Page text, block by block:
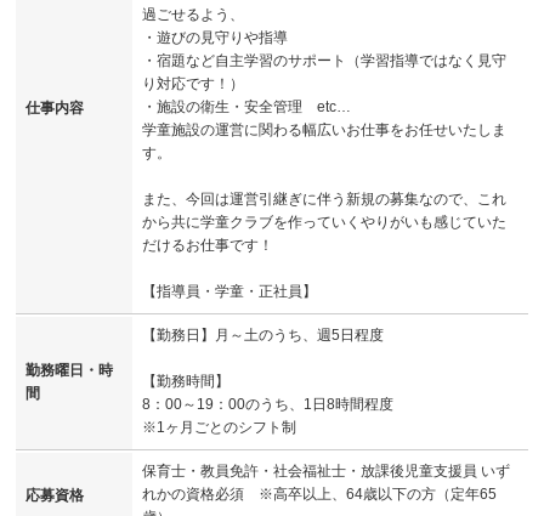
仕事内容
過ごせるよう、
・遊びの見守りや指導
・宿題など自主学習のサポート（学習指導ではなく見守
り対応です！）
・施設の衛生・安全管理 etc…
学童施設の運営に関わる幅広いお仕事をお任せいたしま
す。
また、今回は運営引継ぎに伴う新規の募集なので、これ
から共に学童クラブを作っていくやりがいも感じていた
だけるお仕事です！
【指導員・学童・正社員】
勤務曜日・時
間
【勤務日】月～土のうち、週5日程度
【勤務時間】
8：00～19：00のうち、1日8時間程度
※1ヶ月ごとのシフト制
応募資格
保育士・教員免許・社会福祉士・放課後児童支援員 いず
れかの資格必須 ※高卒以上、64歳以下の方（定年65